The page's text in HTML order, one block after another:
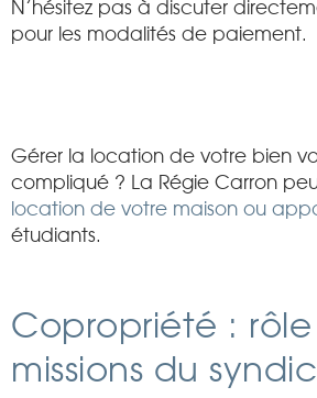
N’hésitez pas à discuter
pour les modalités de paiement.
Gérer la location de votre bien
compliqué ? La Régie Carron
location de votre maison ou
étudiants.
Copropriété :
missions du syndic